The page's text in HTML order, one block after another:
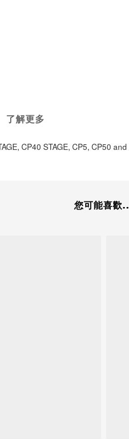
了解更多
CP40 STAGE, CP5, CP50 and
您可能喜歡